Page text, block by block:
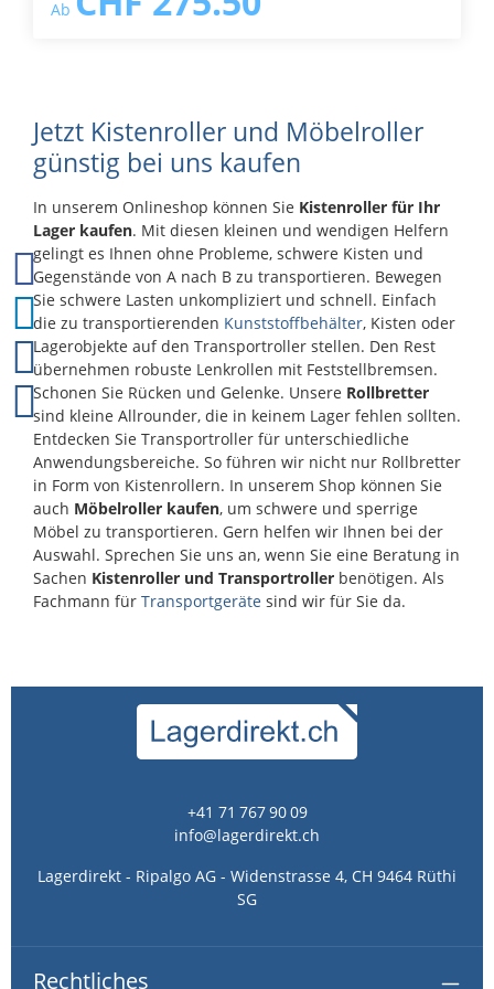
Vorteile auf einen Blick Passend für ein 600 x 400
Gleitlagern Harte Lauffläche für geringsten
Rollwiderstand Ideal für glatte Böden Vertiefte
Plattform (2 cm) für sicheren Halt der Behälter
Weitere Produkteigenschaften Leicht manövrierbar
Wartungsarm und langlebig Optimal für Lager,
Werkstatt, Produktion und Versand Der schwarze
Kistenroller bietet höchste Stabilität und
Beweglichkeit – eine zuverlässige Lösung für den
effizienten Transport Ihrer Eurobehälter.
Logistik. Sie sind in unterschiedlichen Grössen und
Aufsetzhöhen für individuelle Anforderungen
Umlaufender stabiler Profilrahmen Radgehäuse aus
verzinktem Stahl Räder mit spurloser
Fadenschutz Rollenanordnung B mit 2 Lenkrollen
und 2 Bockrollen oder Rollenanordnung D mit 4
Lenkrollen Optional mit eloxiertem Alu-Griffbügel,
Griffhöhe ca. 92 cm Weitere Produkteigenschaften
Rad-Ø 100 mm Robuste und langlebige Konstruktion
für den professionellen Einsatz Passend für
Gmöhling Kisten, Kästen und Boxen Die Fahrgestelle
überzeugen durch ihre flexible Anpassungsfähigkeit,
hohe Stabilität und ausgezeichnete Mobilität – ideal
für einen effizienten Materialtransport in der
innerbetrieblichen Logistik.
Ab
Jetzt Kistenroller und Möbelroller
günstig bei uns kaufen
In unserem Onlineshop können Sie Kistenroller für Ihr
Lager kaufen. Mit diesen kleinen und wendigen Helfern
gelingt es Ihnen ohne Probleme, schwere Kisten und
Gegenstände von A nach B zu transportieren. Bewegen
Sie schwere Lasten unkompliziert und schnell. Einfach
die zu transportierenden Kunststoffbehälter, Kisten oder
Lagerobjekte auf den Transportroller stellen. Den Rest
übernehmen robuste Lenkrollen mit Feststellbremsen.
Schonen Sie Rücken und Gelenke. Unsere Rollbretter
sind kleine Allrounder, die in keinem Lager fehlen sollten.
Entdecken Sie Transportroller für unterschiedliche
Anwendungsbereiche. So führen wir nicht nur Rollbretter
in Form von Kistenrollern. In unserem Shop können Sie
auch Möbelroller kaufen, um schwere und sperrige
Möbel zu transportieren. Gern helfen wir Ihnen bei der
Auswahl. Sprechen Sie uns an, wenn Sie eine Beratung in
Sachen Kistenroller und Transportroller benötigen. Als
Fachmann für Transportgeräte sind wir für Sie da.
+41 71 767 90 09
info@lagerdirekt.ch
Lagerdirekt - Ripalgo AG - Widenstrasse 4, CH 9464 Rüthi
SG
Rechtliches